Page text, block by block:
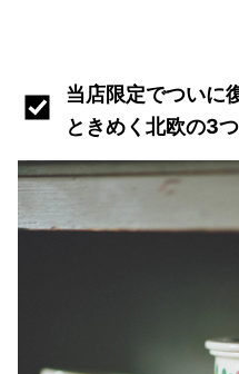
当店限定でついに
ときめく北欧の3